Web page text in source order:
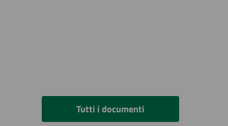
Tutti i documenti